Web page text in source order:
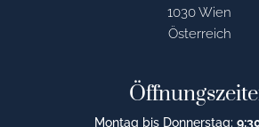
1030 Wien
Österreich
Montag bis Donnerstag: